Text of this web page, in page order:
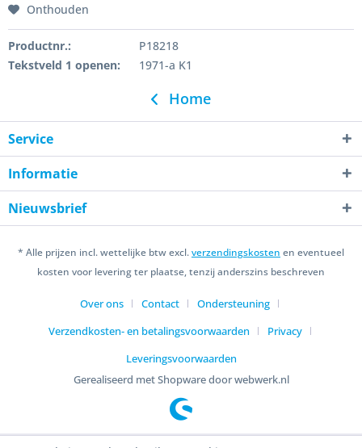
Onthouden
Productnr.:
P18218
Tekstveld 1 openen:
1971-a K1
Home
Service
Informatie
Nieuwsbrief
* Alle prijzen incl. wettelijke btw excl.verzendingskosten en eventueel
kosten voor levering ter plaatse, tenzij anderszins beschreven
Over ons Contact
Ondersteuning
Verzendkosten- en betalingsvoorwaarden
Privacy
Leveringsvoorwaarden
Gerealiseerd met Shopware door webwerk.nl